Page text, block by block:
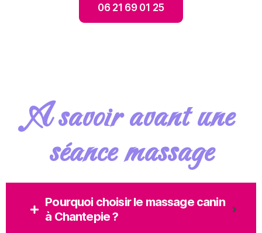
06 21 69 01 25
A savoir avant une
séance massage
Pourquoi choisir le massage canin
à Chantepie ?